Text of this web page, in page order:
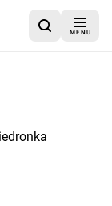
MENU